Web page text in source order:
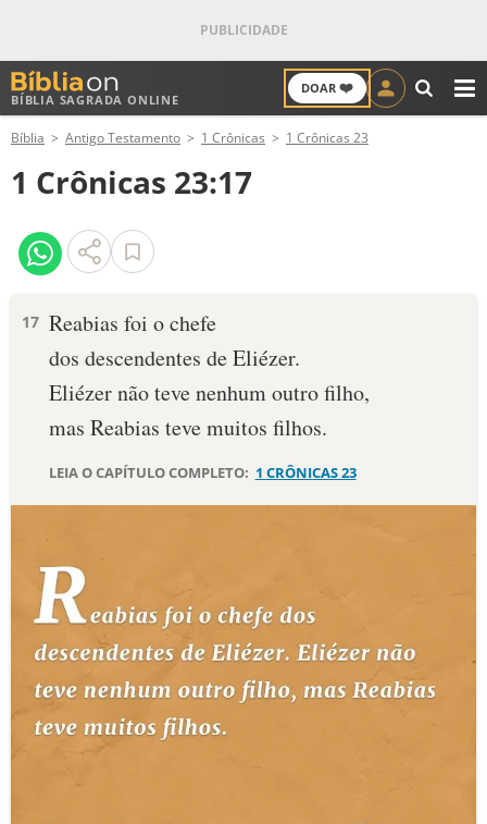
BÍBLIA SAGRADA ONLINE
DOAR ❤️
ANTIGO TESTAMENTO
NOVO TESTAMENTO
VERSÍCULOS
PALAVRA DO DIA
SALMO DO DIA
DEVOCIONAL DIÁRIO
ESTUDOS BÍBLICOS
ESBOÇOS DE PREGAÇÃO
TEMAS
PERGUNTE À BÍBLIA
Bíblia Antigo Testamento 1 Crônicas 1 Crônicas 23
1 Crônicas 23:17
17 Reabias foi o chefe
dos descendentes de Eliézer.
Eliézer não teve nenhum outro filho,
mas Reabias teve muitos filhos.
LEIA O CAPÍTULO COMPLETO: 1 CRÔNICAS 23